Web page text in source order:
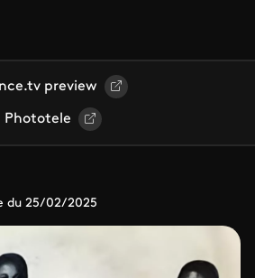
preview
Phototele
du 25/02/2025